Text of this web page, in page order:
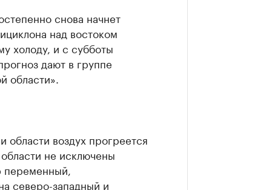
снова начнет
над востоком
холоду, и с субботы
дают в группе
области».
области воздух прогреется
не исключены
переменный,
северо-западный и